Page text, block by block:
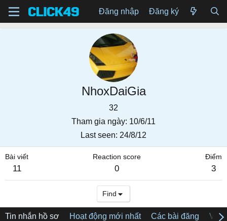
Đăng nhập Đăng ký
NhoxDaiGia
32
Tham gia ngày 10/6/11
Last seen 24/8/12
Bài viết
11
Reaction score
0
Điểm
3
Find
Tin nhắn hồ sơ Hoạt động mới nhất Các bài đăng Về